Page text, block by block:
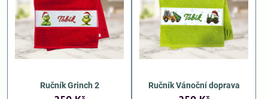
Ručník Grinch 2 Ručník Vánoční doprava